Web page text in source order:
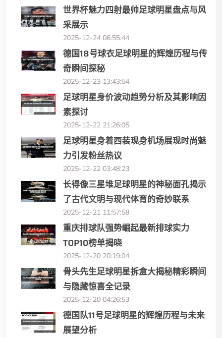
世界杯魅力四射最帅足球明星盘点与风
采展示
2025-12-24 06:55:44
德国18号球衣足球明星的辉煌历程与传
奇瞬间探秘
2025-12-23 13:43:54
足球明星身价波动趋势分析及其影响因
素探讨
2025-12-22 21:26:05
足球明星身着西装现身机场展现时尚魅
力引发粉丝热议
2025-12-22 03:48:23
长得像三星堆足球明星的神秘面孔揭示
了古代文明与现代体育的奇妙联系
2025-12-21 11:57:58
重庆排球队强势崛起最新排球实力
TOP10榜单揭晓
2025-12-20 20:19:04
骨头先生足球明星拆盒大揭秘精彩瞬间
与隐藏惊喜全记录
2025-12-20 04:26:53
德国队11号足球明星的辉煌历程与未来
展望分析